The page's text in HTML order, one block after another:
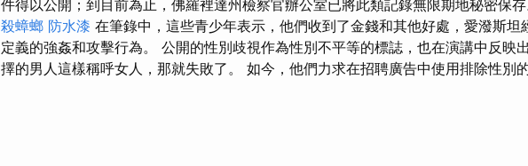
件得以公開；到目前為止，佛羅裡達州檢察官辦公室已將此類記錄無限期地秘密保
殺蟑螂 防水漆 在筆錄中，這些青少年表示，他們收到了金錢和其他好處，愛潑斯坦
定義的強姦和攻擊行為。 公開的性別歧視作為性別不平等的標誌，也在演講中反映
擇的男人這樣稱呼女人，那就失敗了。 如今，他們力求在招聘廣告中使用排除性別